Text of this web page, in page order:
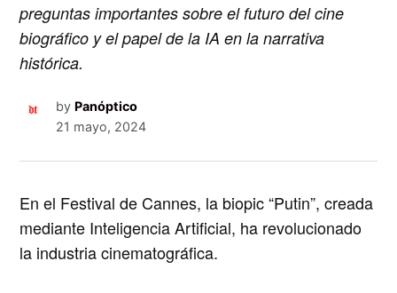
preguntas importantes sobre el futuro del cine
biográfico y el papel de la IA en la narrativa
histórica.
by Panóptico
21 mayo, 2024
En el Festival de Cannes, la biopic “Putin”, creada
mediante Inteligencia Artificial, ha revolucionado
la industria cinematográfica.